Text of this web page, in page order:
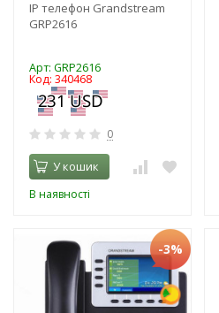
IP телефон Grandstream
GRP2616
Арт: GRP2616
Код: 340468
0
У кошик
В наявності
-3%